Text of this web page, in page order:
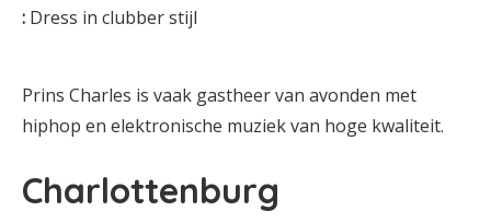
: Dress in clubber stijl
Prins Charles is vaak gastheer van avonden met
hiphop en elektronische muziek van hoge kwaliteit.
Charlottenburg